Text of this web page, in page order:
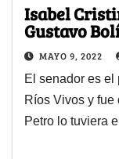
Isabel
Gustavo
MAYO 9, 2022
El senador es
Ríos Vivos y
Petro lo tuviera